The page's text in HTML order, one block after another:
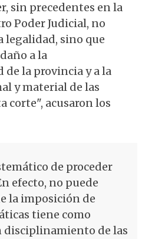
sin precedentes en la
Poder Judicial, no
legalidad, sino que
a la
la provincia y a la
y material de las
corte", acusaron los
de proceder
efecto, no puede
la imposición de
tiene como
disciplinamiento de las